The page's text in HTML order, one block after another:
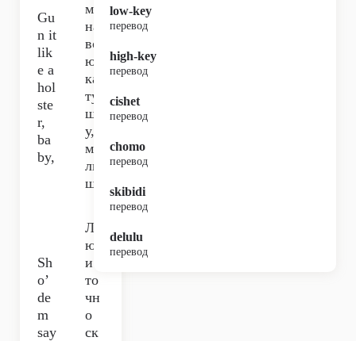
Gu
n it
lik
e a
hol
ste
r,
ba
by,
ми
на
вс
ю
ка
ту
шк
у,
ма
лы
ш,
Sh
o’
de
m
say
Л
юд
и
то
чн
о
ск
low-key
перевод
high-key
перевод
cishet
перевод
chomo
перевод
skibidi
перевод
delulu
перевод